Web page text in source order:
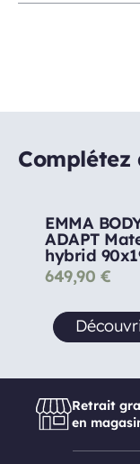
Complétez
EMMA
ADAPT
hybrid
649,90 €
Retrait
en